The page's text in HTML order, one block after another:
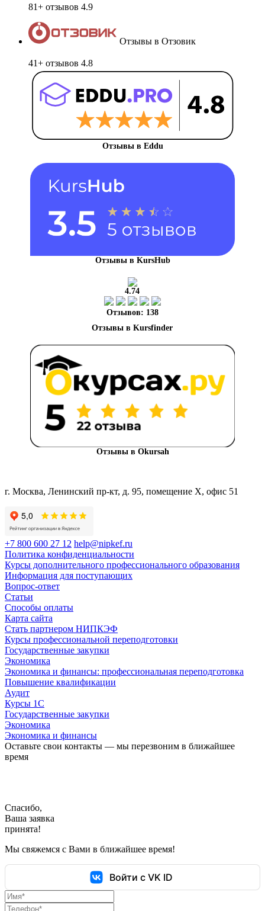
81+ отзывов 4.9
Отзывы в Отзовик
41+ отзывов 4.8
Отзывы в Eddu
Отзывы в KursHub
4.74
Отзывов: 138
Отзывы в Okursah
г. Москва, Ленинский пр-кт, д. 95, помещение Х, офис 51
+7 800 600 27 12 help@nipkef.ru
Политика конфиденциальности
Курсы дополнительного профессионального образования
Информация для поступающих
Вопрос-ответ
Статьи
Способы оплаты
Карта сайта
Стать партнером НИПКЭФ
Курсы профессиональной переподготовки
Государственные закупки
Экономика
Экономика и финансы: профессиональная переподготовка
Повышение квалификации
Аудит
Курсы 1С
Государственные закупки
Экономика
Экономика и финансы
Оставьте свои контакты — мы перезвоним в ближайшее
время
Спасибо,
Ваша заявка
принята!
Мы свяжемся с Вами в ближайшее время!
Войти с VK ID